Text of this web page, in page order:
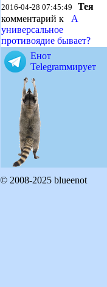
2016-04-28 07:45:49 Тея
комментарий к А
универсальное
противоядие бывает?
Енот
Telegramмирует
© 2008-2025 blueenot